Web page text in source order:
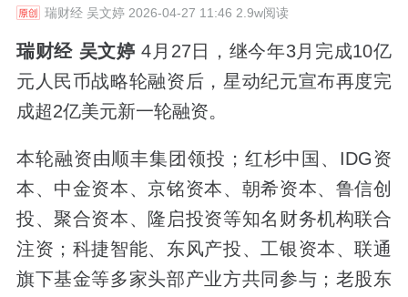
瑞财经吴文婷 2026-04-27 11:46 2.9w阅读
瑞财经 吴文婷 4月27日，继今年3月完成10亿
元人民币战略轮融资后，星动纪元宣布再度完
成超2亿美元新一轮融资。
本轮融资由顺丰集团领投；红杉中国、IDG资
本、中金资本、京铭资本、朝希资本、鲁信创
投、聚合资本、隆启投资等知名财务机构联合
注资；科捷智能、东风产投、工银资本、联通
旗下基金等多家头部产业方共同参与；老股东